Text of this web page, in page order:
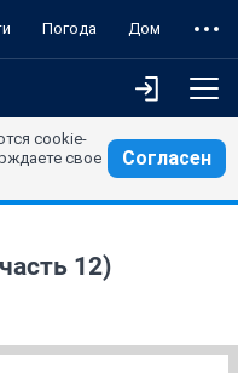
Погода Дом
cookie-
свое
Согласен
12)